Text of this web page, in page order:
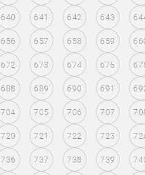
640 641 642 643
656 657 658 659
672 673 674 675
688 689 690 691
704 705 706 707
720 721 722 723
736 737 738 739